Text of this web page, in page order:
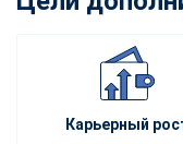
Карьерный